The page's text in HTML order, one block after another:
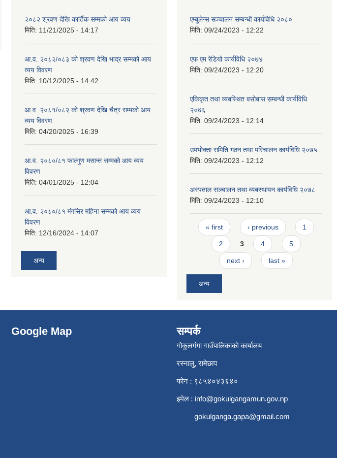
२०८२ श्रवण देखि कार्तिक सम्मको आय व्यय
मिति: 11/21/2025 - 14:17
आ.व. २०८२/०८३ को श्रवण देखि भाद्र सम्मको आय
व्यय विवरण
मिति: 10/12/2025 - 14:42
आ.व. २०८१/०८२ को श्रवण देखि चैत्र सम्मको आय
व्यय विवरण
मिति: 04/20/2025 - 16:39
आ.व. २०८०/८१ फाल्गुण मसान्त सम्मको आय व्यय
विवरण
मिति: 04/01/2025 - 12:04
आ.व. २०८०/८१ मंगसिर महिना सम्मको आय व्यय
विवरण
मिति: 12/16/2024 - 14:07
अन्य
एम्बुलेन्स सञ्चालन सम्बन्धी कार्यविधि २०८०
मिति: 09/24/2023 - 12:22
एफ एम रेडियो कार्यविधि २०७४
मिति: 09/24/2023 - 12:20
एकिकृत तथा व्यबस्थित बसोबास सम्बन्धी कार्यविधि
२०७६
मिति: 09/24/2023 - 12:14
उपभोक्ता समिति गठन तथा परिचालन कार्यविधि २०७५
मिति: 09/24/2023 - 12:12
अस्पताल सञ्चालन तथा व्यबस्थापन कार्यविधि २०७८
मिति: 09/24/2023 - 12:10
Pages
« first ‹ previous 1
2 3 4 5
next › last »
अन्य
Google Map सम्पर्क
गोकुलगंगा गाउँपालिकाको कार्यालय
रस्नालु, रामेछाप
फोन : ९८५४०४३६४०
इमेल : info@gokulgangamun.gov.np
gokulganga.gapa@gmail.com